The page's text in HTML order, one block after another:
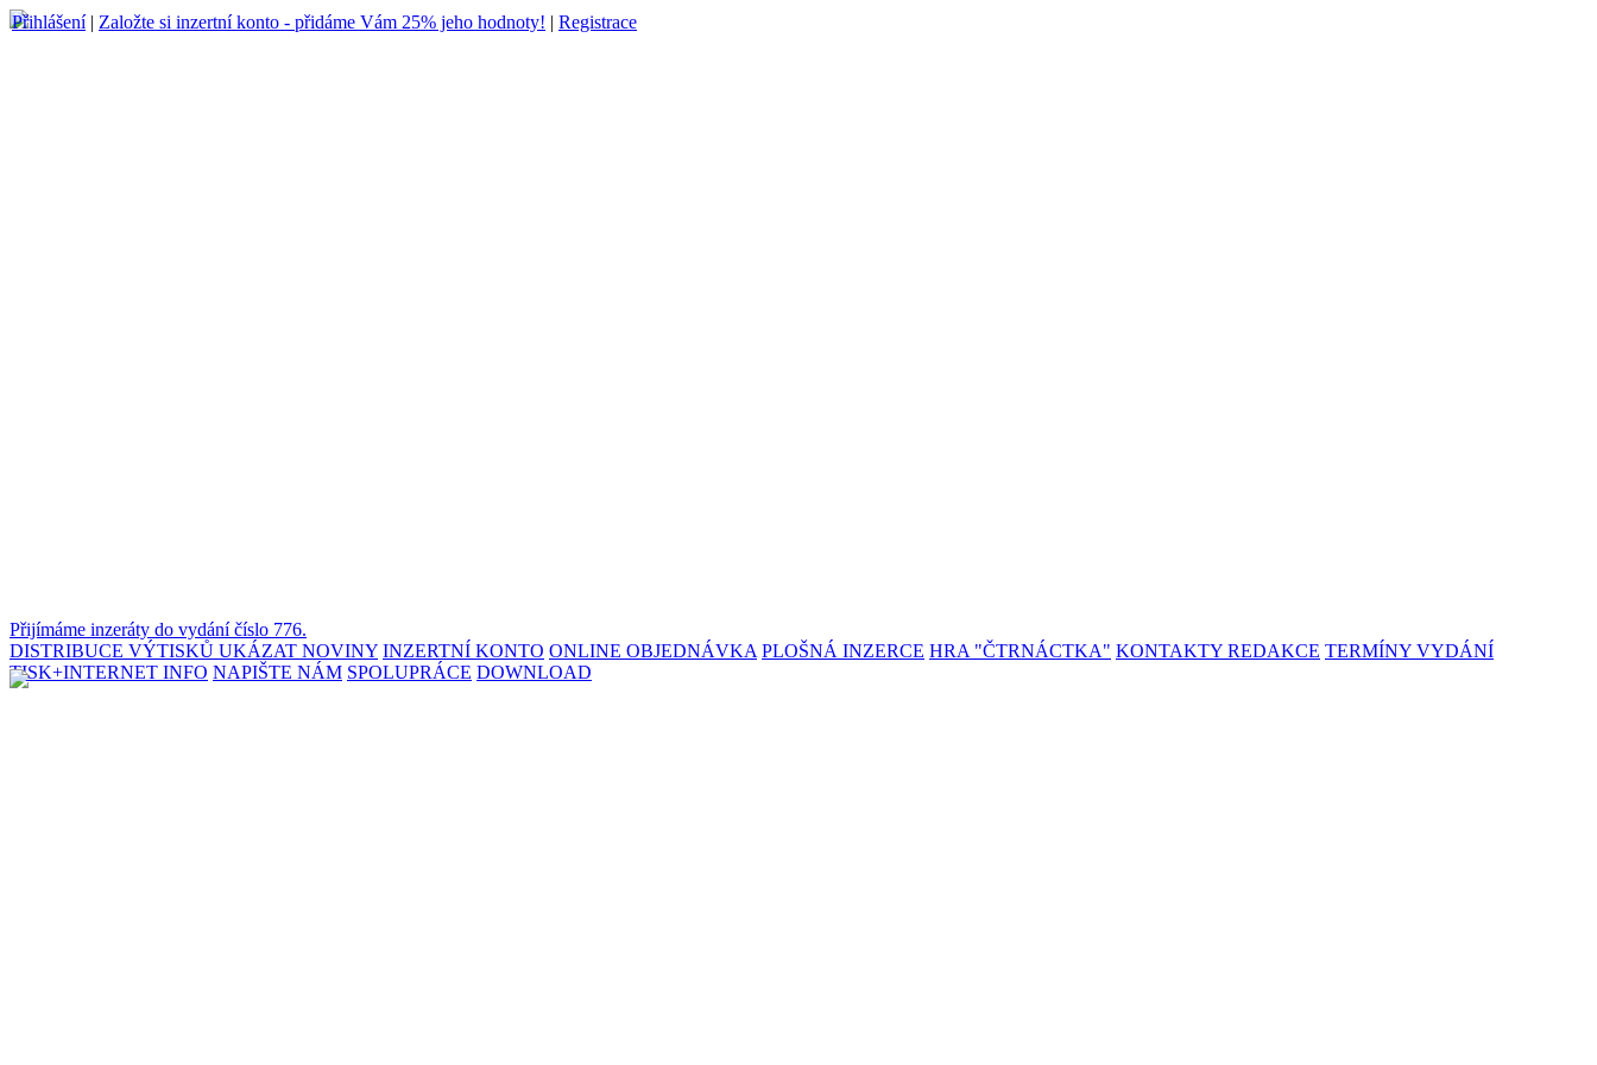
Přihlášení| Založte si inzertní konto - přidáme Vám 25% jeho hodnoty! | Registrace
Přijímáme inzeráty do vydání číslo 776.
DISTRIBUCE VÝTISKŮ UKÁZAT NOVINY INZERTNÍ KONTO ONLINE OBJEDNÁVKA PLOŠNÁ INZERCE HRA "ČTRNÁCTKA" KONTAKTY REDAKCE TERMÍNY VYDÁNÍ
TISK+INTERNET INFO NAPIŠTE NÁM SPOLUPRÁCE DOWNLOAD